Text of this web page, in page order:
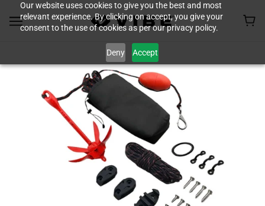
Our website uses cookies to give you the best and most
relevant experience. By clicking on accept, you give your
consent to the use of cookies as per our privacy policy.
Deny Accept